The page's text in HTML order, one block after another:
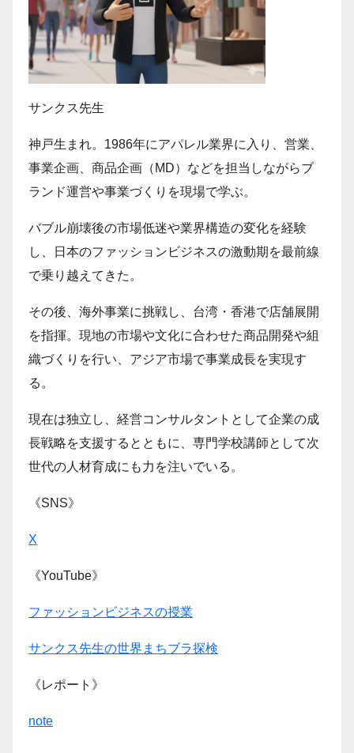
サンクス先生
神戸生まれ。1986年にアパレル業界に入り、営業、
事業企画、商品企画（MD）などを担当しながらブ
ランド運営や事業づくりを現場で学ぶ。
バブル崩壊後の市場低迷や業界構造の変化を経験
し、日本のファッションビジネスの激動期を最前線
で乗り越えてきた。
その後、海外事業に挑戦し、台湾・香港で店舗展開
を指揮。現地の市場や文化に合わせた商品開発や組
織づくりを行い、アジア市場で事業成長を実現す
る。
現在は独立し、経営コンサルタントとして企業の成
長戦略を支援するとともに、専門学校講師として次
世代の人材育成にも力を注いでいる。
《SNS》
X
《YouTube》
ファッションビジネスの授業
サンクス先生の世界まちブラ探検
《レポート》
note